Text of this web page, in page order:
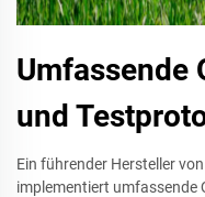
Umfassende
und
Ein führender Hersteller
implementiert umfassende